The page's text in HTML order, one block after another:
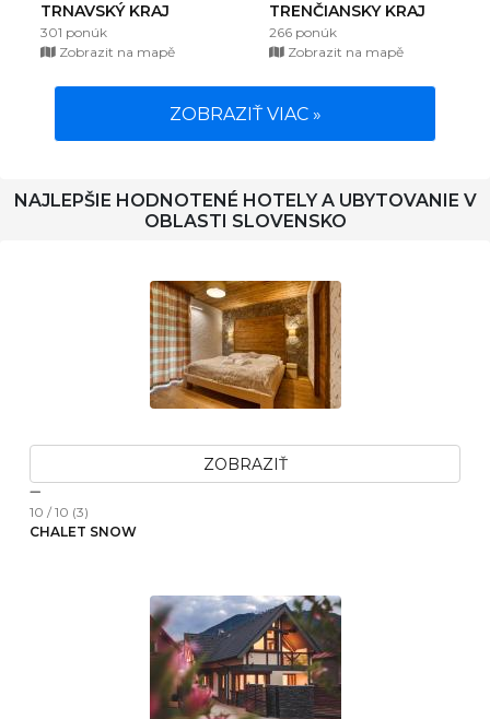
TRNAVSKÝ KRAJ
301 ponúk
Zobrazit na mapě
TRENČIANSKY KRAJ
266 ponúk
Zobrazit na mapě
ZOBRAZIŤ VIAC »
NAJLEPŠIE HODNOTENÉ HOTELY A UBYTOVANIE V
OBLASTI SLOVENSKO
ZOBRAZIŤ
10 / 10 (3)
CHALET SNOW